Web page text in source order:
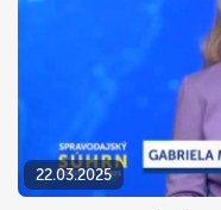
22.03.2025